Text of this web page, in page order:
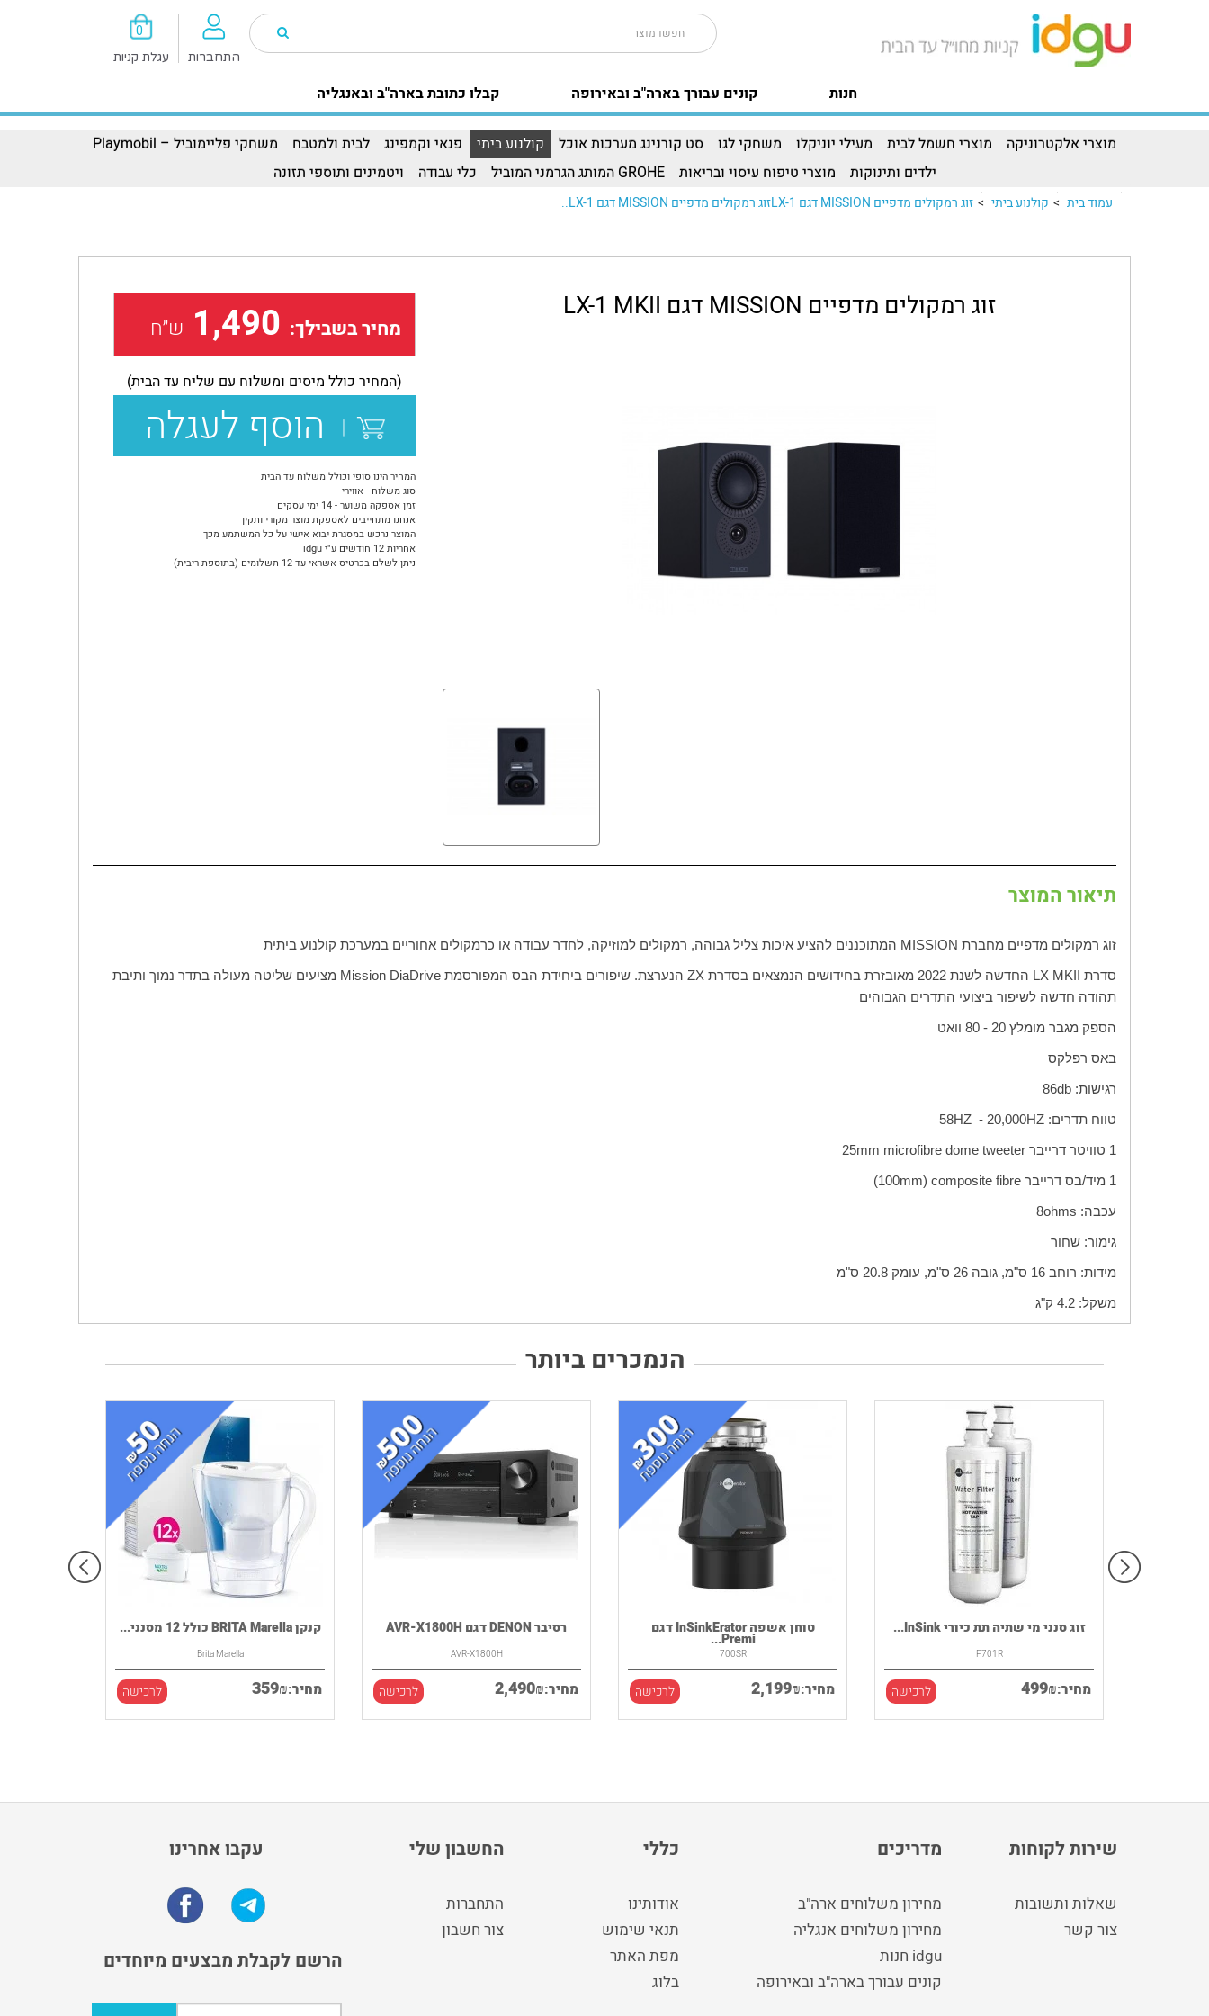
0
עגלת קניות התחברות
קבלו כתובת בארה"ב ובאנגליה קונים עבורך בארה"ב ובאירופה חנות
מוצרי אלקטרוניקה מוצרי חשמל לבית מעילי יוניקלו משחקי לגו סט קורנינג מערכות אוכל קולנוע ביתי פנאי וקמפינג לבית ולמטבח
משחקי פליימוביל – Playmobil
ילדים ותינוקות
מוצרי טיפוח עיסוי ובריאות GROHE המותג הגרמני המוביל כלי עבודה ויטמינים ותוספי תזונה
עמוד בית > קולנוע ביתי > זוג רמקולים מדפיים MISSION דגם LX-1זוג רמקולים מדפיים MISSION דגם LX-1..
זוג רמקולים מדפיים MISSION דגם LX-1 MKII
מחיר בשבילך: 1,490 ש״ח
(המחיר כולל מיסים ומשלוח עם שליח עד הבית)
הוסף לעגלה
המחיר הינו סופי וכולל משלוח עד הבית
סוג משלוח - אווירי
זמן אספקה משוער - 14 ימי עסקים
אנחנו מתחייבים לאספקת מוצר מקורי ותקין
המוצר נרכש במסגרת יבוא אישי על כל המשתמע מכך
אחריות 12 חודשים ע"י idgu
ניתן לשלם בכרטיס אשראי עד 12 תשלומים (בתוספת ריבית)
תיאור המוצר
זוג רמקולים מדפיים מחברת MISSION המתוכננים להציע איכות צליל גבוהה, רמקולים למוזיקה, לחדר עבודה או כרמקולים אחוריים במערכת קולנוע ביתית
סדרת LX MKII החדשה לשנת 2022 מאובזרת בחידושים הנמצאים בסדרת ZX הנערצת. שיפורים ביחידת הבס המפורסמת Mission DiaDrive מציעים שליטה מעולה בתדר נמוך ותיבת
תהודה חדשה לשיפור ביצועי התדרים הגבוהים
הספק מגבר מומלץ 20 - 80 וואט
באס רפלקס
רגישות: db
86
טווח תדרים: HZ
20,000 -
HZ
58
1 טוויטר דרייבר
25mm microfibre dome tweeter
1 מיד/בס דרייבר
(100mm) composite fibre
עכבה: ohms
8
גימור: שחור
מידות: רוחב 16 ס"מ, גובה 26 ס"מ, עומק 20.8 ס"מ
משקל: 4.2 ק"ג
הנמכרים ביותר
קנקן BRITA Marella כולל 12 מסנני...
Brita Marella
מחיר: 359₪ לרכישה
רסיבר DENON דגם AVR-X1800H
AVR-X1800H
מחיר: 2,490₪ לרכישה
טוחן אשפה InSinkErator דגם
Premi...
700SR
מחיר: 2,199₪ לרכישה
זוג סנני מי שתיה תת כיורי InSink...
F701R
מחיר: 499₪ לרכישה
עקבו אחרינו
הרשם לקבלת מבצעים מיוחדים
החשבון שלי
התחברות
צור חשבון
כללי
אודותינו
תנאי שימוש
מפת האתר
בלוג
מדריכים
מחירון משלוחים ארה"ב
מחירון משלוחים אנגליה
idgu חנות
קונים עבורך בארה"ב ובאירופה
שירות לקוחות
שאלות ותשובות
צור קשר